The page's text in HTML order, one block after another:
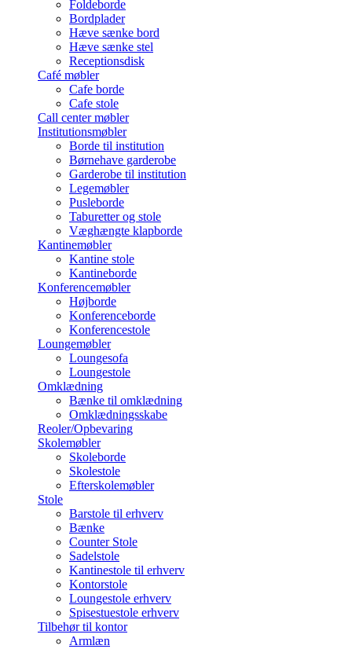
Foldeborde
Bordplader
Hæve sænke bord
Hæve sænke stel
Receptionsdisk
Café møbler
Cafe borde
Cafe stole
Call center møbler
Institutionsmøbler
Borde til institution
Børnehave garderobe
Garderobe til institution
Legemøbler
Pusleborde
Taburetter og stole
Væghængte klapborde
Kantinemøbler
Kantine stole
Kantineborde
Konferencemøbler
Højborde
Konferenceborde
Konferencestole
Loungemøbler
Loungesofa
Loungestole
Omklædning
Bænke til omklædning
Omklædningsskabe
Reoler/Opbevaring
Skolemøbler
Skoleborde
Skolestole
Efterskolemøbler
Stole
Barstole til erhverv
Bænke
Counter Stole
Sadelstole
Kantinestole til erhverv
Kontorstole
Loungestole erhverv
Spisestuestole erhverv
Tilbehør til kontor
Armlæn